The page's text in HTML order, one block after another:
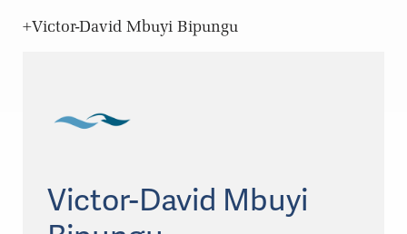
+Victor-David Mbuyi Bipungu
Victor-David Mbuyi